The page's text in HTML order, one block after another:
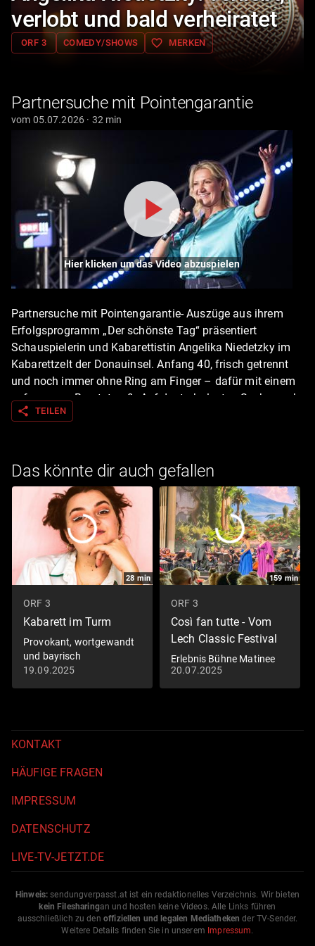
verlobt und bald verheiratet
ORF 3 COMEDY/SHOWS favorite_border MERKEN
Partnersuche mit Pointengarantie
vom 05.07.2026 · 32 min
Hier klicken um das Video abzuspielen
Partnersuche mit Pointengarantie- Auszüge aus ihrem
Erfolgsprogramm „Der schönste Tag“ präsentiert
Schauspielerin und Kabarettistin Angelika Niedetzky im
Kabarettzelt der Donauinsel. Anfang 40, frisch getrennt
und noch immer ohne Ring am Finger – dafür mit einem
gefangenen Brautstrauß. Auf der turbulenten Suche nach
dem Richtigen nimmt sie Dating, Zeitgeist und
share TEILEN
Das könnte dir auch gefallen
28 min
ORF 3
Kabarett im Turm
Provokant, wortgewandt
und bayrisch
19.09.2025
159 min
ORF 3
Così fan tutte - Vom
Lech Classic Festival
Erlebnis Bühne Matinee
20.07.2025
KONTAKT
HÄUFIGE FRAGEN
IMPRESSUM
DATENSCHUTZ
LIVE-TV-JETZT.DE
Hinweis: sendungverpasst.at ist ein redaktionelles Verzeichnis. Wir bieten
kein Filesharingan und hosten keine Videos. Alle Links führen
ausschließlich zu den offiziellen und legalen Mediatheken der TV-Sender.
Weitere Details finden Sie in unserem Impressum.